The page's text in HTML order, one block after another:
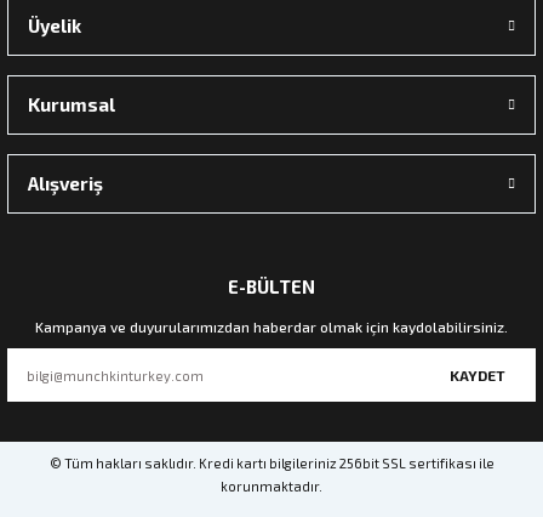
Üyelik
Kurumsal
Alışveriş
E-BÜLTEN
Kampanya ve duyurularımızdan haberdar olmak için kaydolabilirsiniz.
KAYDET
© Tüm hakları saklıdır. Kredi kartı bilgileriniz 256bit SSL sertifikası ile
korunmaktadır.